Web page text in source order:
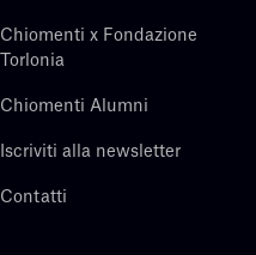
Chiomenti x Fondazione
Torlonia
Chiomenti Alumni
Iscriviti alla newsletter
Contatti